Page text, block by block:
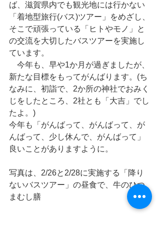
ば、滋賀県内でも観光地には行かない
「着地型旅行(バス)ツアー」をめざし、
そこで頑張っている「ヒトやモノ」と
の交流を大切したバスツアーを実施し
ています。
今年も、早や1か月が過ぎましたが、
新たな目標をもってがんばります。(ち
なみに、初詣で、2か所の神社でおみく
じをしたところ、2社とも「大吉」でし
たよ。)
今年も「がんばって、がんばって、が
んばって、少し休んで、がんばって」
良いことがありますように。
写真は、2/26と2/28に実施する「降り
ないバスツアー」の昼食で、牛のひつ
まむし膳